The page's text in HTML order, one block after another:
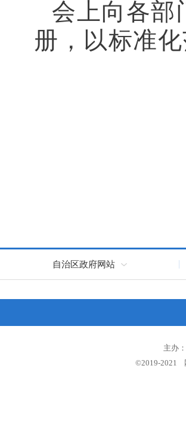
会上向各部
册，以标准
自治区政府网站
主办
©2019-2021